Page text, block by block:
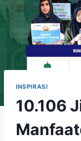
INSPIRASI
10.106